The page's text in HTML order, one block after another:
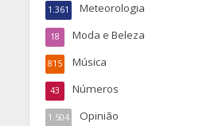
Meteorologia
1.361
Moda e Beleza
18
Música
815
Números
43
Opinião
1.504